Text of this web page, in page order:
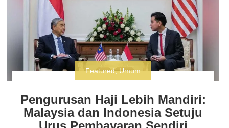
Featured,Umum
Pengurusan Haji Lebih Mandiri:
Malaysia dan Indonesia Setuju